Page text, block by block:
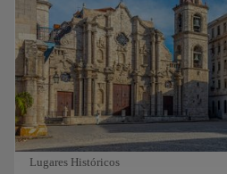
Lugares Históricos